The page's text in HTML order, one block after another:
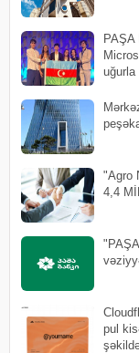
PAŞA
uğurla
"Agro
4,4
pul